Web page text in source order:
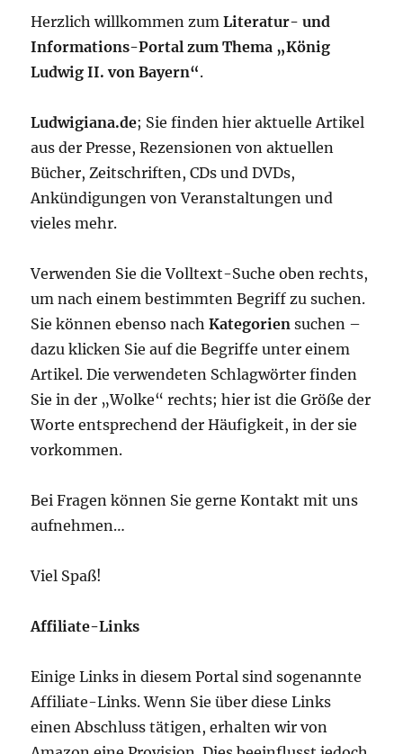
Herzlich willkommen zumLiteratur- und
Informations-Portal zum Thema „König
Ludwig II. von Bayern“.
Ludwigiana.de; Sie finden hier aktuelle Artikel
aus der Presse, Rezensionen von aktuellen
Bücher, Zeitschriften, CDs und DVDs,
Ankündigungen von Veranstaltungen und
vieles mehr.
Verwenden Sie die Volltext-Suche oben rechts,
um nach einem bestimmten Begriff zu suchen.
Sie können ebenso nachKategorien suchen –
dazu klicken Sie auf die Begriffe unter einem
Artikel. Die verwendeten Schlagwörter finden
Sie in der „Wolke“ rechts; hier ist die Größe der
Worte entsprechend der Häufigkeit, in der sie
vorkommen.
Bei Fragen können Sie gerne Kontakt mit uns
aufnehmen…
Viel Spaß!
Affiliate-Links
Einige Links in diesem Portal sind sogenannte
Affiliate-Links. Wenn Sie über diese Links
einen Abschluss tätigen, erhalten wir von